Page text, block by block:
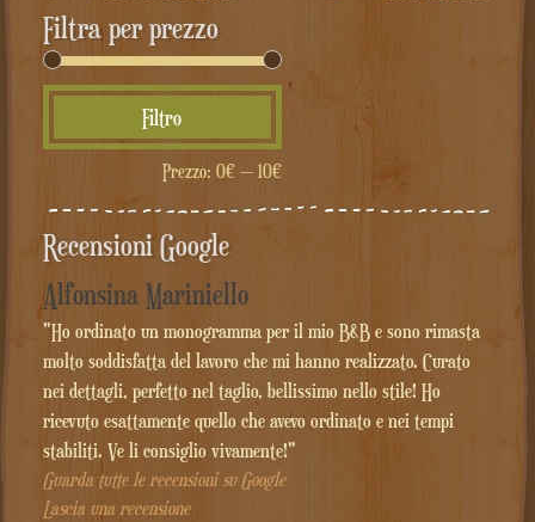
Filtra per prezzo
Min
Max
Filtro
Prezzo: 0€— 10€
Recensioni Google
Alfonsina Mariniello
"Ho ordinato un monogramma per il mio B&B e sono rimasta
molto soddisfatta del lavoro che mi hanno realizzato. Curato
nei dettagli, perfetto nel taglio, bellissimo nello stile! Ho
ricevuto esattamente quello che avevo ordinato e nei tempi
stabiliti. Ve li consiglio vivamente!"
Guarda tutte le recensioni su Google
Lascia una recensione